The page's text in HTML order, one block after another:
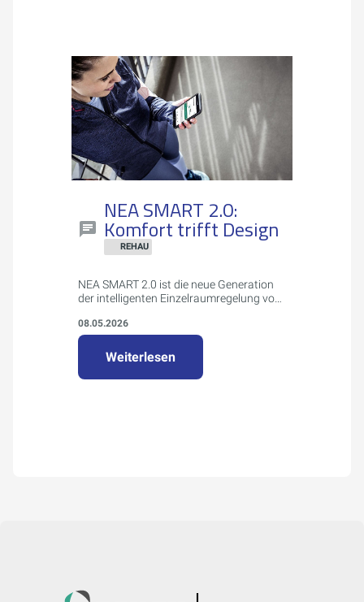
REHAU
NEA SMART 2.0:
Komfort trifft Design
NEA SMART 2.0 ist die neue Generation
der intelligenten Einzelraumregelung von
kühlungssysteme. Das System bietet
attraktives Design, einfache Montage
und Bedienung sowie smarte Funktionen
Energieeinsparung bis zu 20%.
08.05.2026
Weiterlesen